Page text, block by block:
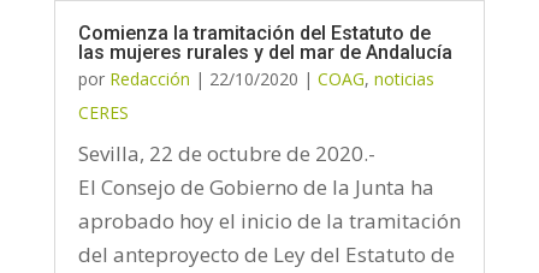
Comienza la tramitación del Estatuto de
las mujeres rurales y del mar de Andalucía
por Redacción | 22/10/2020 | COAG, noticias
CERES
Sevilla, 22 de octubre de 2020.-
El Consejo de Gobierno de la Junta ha
aprobado hoy el inicio de la tramitación
del anteproyecto de Ley del Estatuto de